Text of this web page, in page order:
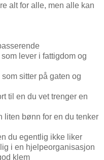
alt for alle, men alle kan
lever i fattigdom og
sitter på gaten og
til en du vet trenger en
liten bønn for en du tenker
du egentlig ikke liker
i en hjelpeorganisasjon
klem